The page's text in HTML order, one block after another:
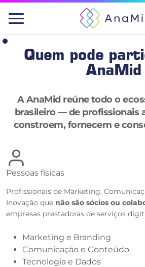
Pular
para
conteúdo
Quem pode
AnaMid
A AnaMid reúne todo o
brasileiro — de profissionais
constroem, fornecem e
Pessoas físicas
Profissionais de Marketing,
Inovação que não são sócios ou
empresas prestadoras de serviços
Marketing e Branding
Comunicação e Conteúdo
Tecnologia e Dados